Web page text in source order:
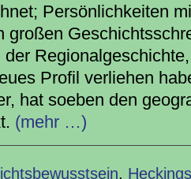
Persönlichkeiten
großen
Profil verliehen
hat soeben den
(mehr …)
,